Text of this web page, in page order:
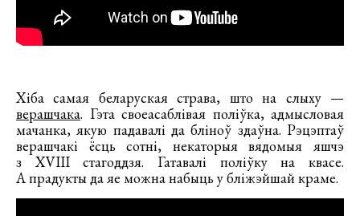
Хіба самая беларуская страва, што на слыху —
верашчака. Гэта своеасаблівая поліўка, адмысловая
мачанка, якую падавалі да бліноў здаўна. Рэцэптаў
верашчакі ёсць сотні, некаторыя вядомыя яшчэ
з XVIII стагоддзя. Гатавалі поліўку на квасе.
А прадукты да яе можна набыць у бліжэйшай краме.